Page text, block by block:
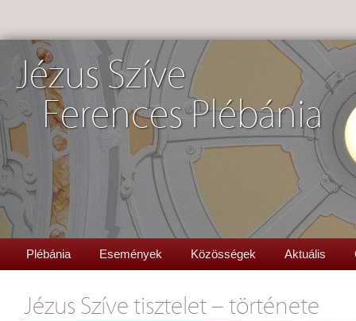
Jézus Szíve
Ferences Plébánia
Plébánia Események Közösségek Aktuális
Jézus Szíve tisztelet – története